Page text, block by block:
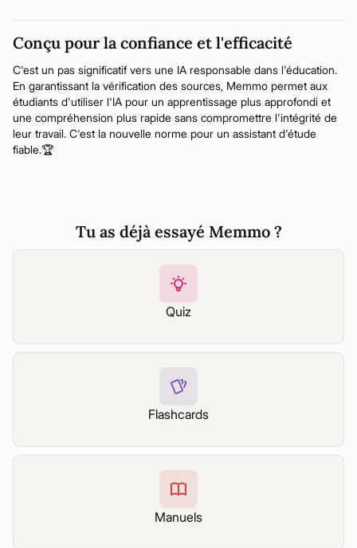
Conçu pour la confiance et l'efficacité
C'est un pas significatif vers une IA responsable dans l'éducation.
En garantissant la vérification des sources, Memmo permet aux
étudiants d'utiliser l'IA pour un apprentissage plus approfondi et
une compréhension plus rapide sans compromettre l'intégrité de
leur travail. C'est la nouvelle norme pour un assistant d'étude
fiable.🏆
Tu as déjà essayé Memmo ?
Quiz
Flashcards
Manuels